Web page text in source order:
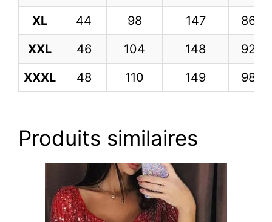
XL
44 98 147
86
XXL
46 104 148
92
XXXL
48 110 149 98
Produits similaires